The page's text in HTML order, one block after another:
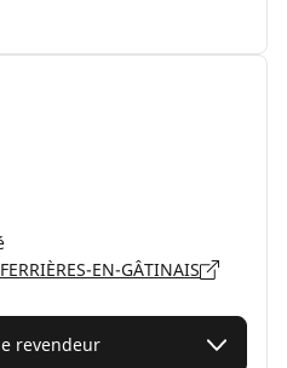
EN-GÂTINAIS
revendeur